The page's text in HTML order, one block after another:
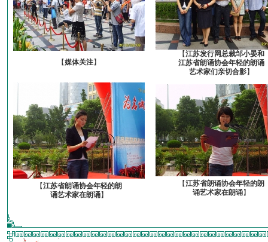
【媒体关注】
【江苏发行网总裁邹小晏和
江苏省朗诵协会年轻的朗诵
艺术家们亲切合影】
【江苏省朗诵协会年轻的朗
诵艺术家在朗诵】
【江苏省朗诵协会年轻的朗
诵艺术家在朗诵】